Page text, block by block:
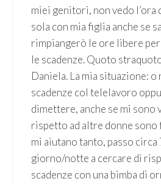
miei genitori, non vedo l’ora
sola con mia figlia anche se
rimpiangerò le ore libere
le scadenze. Quoto
Daniela. La mia situazione:
scadenze col telelavoro
dimettere, anche se mi sono
rispetto ad altre donne sono
mi aiutano tanto, passo circa
giorno/notte a cercare di
scadenze con una bimba di